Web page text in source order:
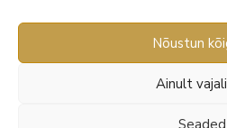
Nõustun
Ainult
Seaded